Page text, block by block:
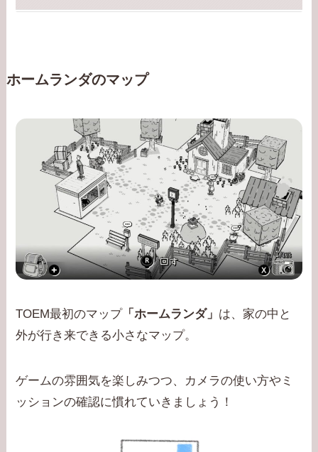
ホームランダのマップ
TOEM最初のマップ「ホームランダ」 は、家の中と
外が行き来できる小さなマップ。
ゲームの雰囲気を楽しみつつ、カメラの使い方やミ
ッションの確認に慣れていきましょう！